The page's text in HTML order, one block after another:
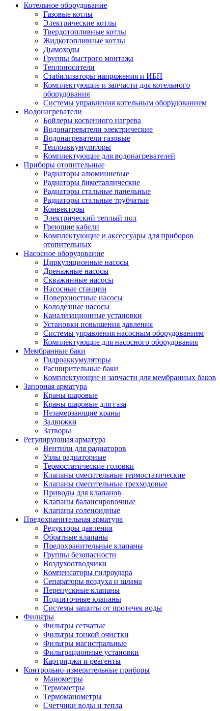
Котельное оборудование
Газовые котлы
Электрические котлы
Твердотопливные котлы
Жидкотопливные котлы
Дымоходы
Группы быстрого монтажа
Теплоносители
Стабилизаторы напряжения и ИБП
Комплектующие и запчасти для котельного
оборудования
Системы управления котельным оборудованием
Водонагреватели
Бойлеры косвенного нагрева
Водонагреватели электрические
Водонагреватели газовые
Теплоаккумуляторы
Комплектующие для водонагревателей
Приборы отопительные
Радиаторы алюминиевые
Радиаторы биметаллические
Радиаторы стальные панельные
Радиаторы стальные трубчатые
Конвекторы
Электрический теплый пол
Греющие кабели
Комплектующие и аксессуары для приборов
отопительных
Насосное оборудование
Циркуляционные насосы
Дренажные насосы
Скважинные насосы
Насосные станции
Поверхностные насосы
Колодезные насосы
Канализационные установки
Установки повышения давления
Системы управления насосным оборудованием
Комплектующие для насосного оборудования
Мембранные баки
Гидроаккумуляторы
Расширительные баки
Комплектующие и запчасти для мембранных баков
Запорная арматура
Краны шаровые
Краны шаровые для газа
Незамерзающие краны
Задвижки
Затворы
Регулирующая арматура
Вентили для радиаторов
Узлы радиаторные
Термостатические головки
Клапаны смесительные термостатические
Клапаны смесительные трехходовые
Приводы для клапанов
Клапаны балансировочные
Клапаны соленоидные
Предохранительная арматура
Редукторы давления
Обратные клапаны
Предохранительные клапаны
Группы безопасности
Воздухоотводчики
Компенсаторы гидроудара
Сепараторы воздуха и шлама
Перепускные клапаны
Подпиточные клапаны
Системы защиты от протечек воды
Фильтры
Фильтры сетчатые
Фильтры тонкой очистки
Фильтры магистральные
Фильтрационные установки
Картриджи и реагенты
Контрольно-измерительные приборы
Манометры
Термометры
Термоманометры
Счетчики воды и тепла